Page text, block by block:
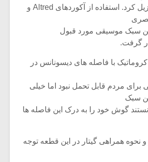
وارد موسیقی برزیل کرد. استفاده از آکوردهای Altred و
این سبک موسیقی مورد قبول
گرفت.
کروماتیک با فاصله های دیسونانس در
برای مردم قابل تحمل نبود اما خیلی
سبک
گوش خود را به درک این فاصله ها
و نحوه همراهی گیتار در این قطعه توجه